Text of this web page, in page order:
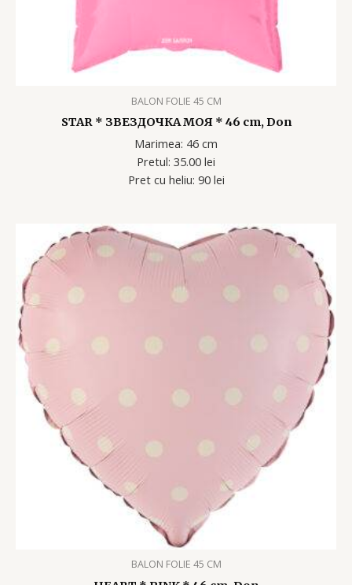
BALON FOLIE 45 CM
STAR * ЗВЕЗДОЧКА МОЯ * 46 cm, Don
Marimea: 46 cm
Pretul: 35.00 lei
Pret cu heliu: 90 lei
BALON FOLIE 45 CM